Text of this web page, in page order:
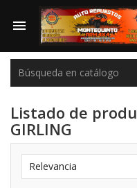

Listado de
GIRLING
Relevancia